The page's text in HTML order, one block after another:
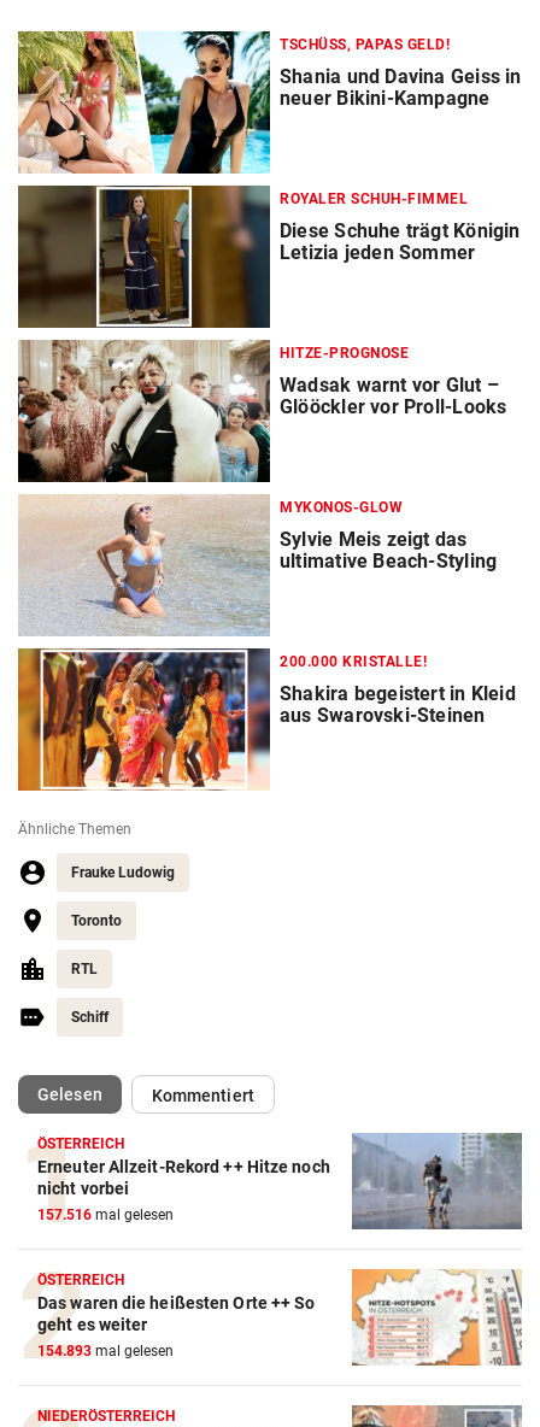
TSCHÜSS, PAPAS GELD!
Shania und Davina Geiss in
neuer Bikini-Kampagne
ROYALER SCHUH-FIMMEL
Diese Schuhe trägt Königin
Letizia jeden Sommer
HITZE-PROGNOSE
Wadsak warnt vor Glut –
Glööckler vor Proll-Looks
MYKONOS-GLOW
Sylvie Meis zeigt das
ultimative Beach-Styling
200.000 KRISTALLE!
Shakira begeistert in Kleid
aus Swarovski-Steinen
Ähnliche Themen
Frauke Ludowig
Toronto
RTL
Schiff
Gelesen(ausgewählt)Kommentiert
ÖSTERREICH
Erneuter Allzeit-Rekord ++ Hitze noch
nicht vorbei
157.516 mal gelesen
ÖSTERREICH
Das waren die heißesten Orte ++ So
geht es weiter
154.893 mal gelesen
NIEDERÖSTERREICH